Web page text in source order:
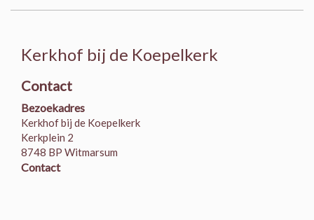
Kerkhof bij de Koepelkerk
Contact
Bezoekadres
Kerkhof bij de Koepelkerk
Kerkplein 2
8748 BP Witmarsum
Contact